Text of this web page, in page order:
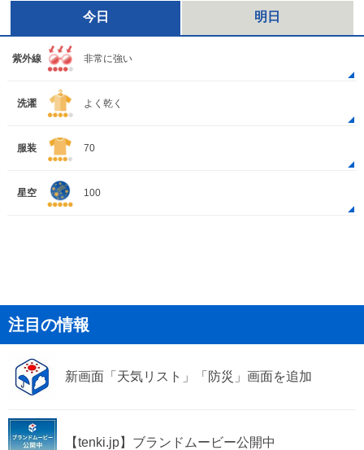
今日 明日
紫外線 非常に強い
洗濯 よく乾く
服装 70
星空 100
注目の情報
新画面「天気リスト」「防災」画面を追加
【tenki.jp】ブランドムービー公開中